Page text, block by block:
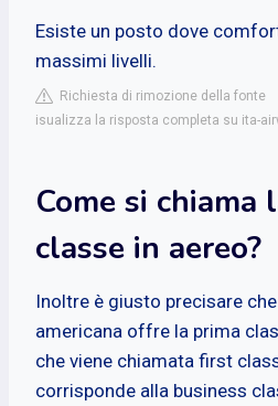
Esiste un posto dove
massimi livelli.
Richiesta di rimozione della fonte
isualizza la risposta completa su ita-
Come si chiama
classe in aereo?
Inoltre è giusto precisare
americana offre la prima
che viene chiamata first
corrisponde alla business